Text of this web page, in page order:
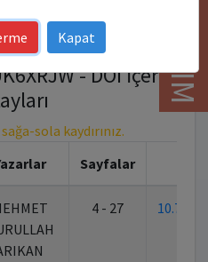
- DOI İçerik
sola kaydırınız.
Sayfalar
4 - 27
YARDIM
Kapat